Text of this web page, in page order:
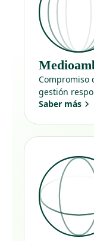
Compromiso
gestión
Saber más